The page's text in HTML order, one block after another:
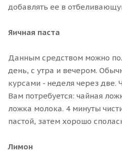
добавлять ее в
Яичная паста
Данным средством можно
день, с утра и вечером.
курсами - неделя через две.
Вам потребуется: чайная
ложка молока. 4 минуты
пастой, затем хорошо
Лимон